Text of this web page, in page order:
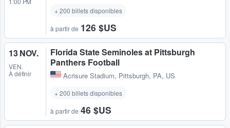
+ 200 billets disponibles
à partir de 126 $US
13 NOV.
VEN.
À définir
Florida State Seminoles at Pittsburgh
Panthers Football
Acrisure Stadium, Pittsburgh, PA, US
+ 200 billets disponibles
à partir de 46 $US